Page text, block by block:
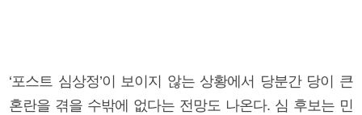
‘포스트 심상정’이 보이지 않는 상황에서 당분간 당이 큰
혼란을 겪을 수밖에 없다는 전망도 나온다. 심 후보는 민